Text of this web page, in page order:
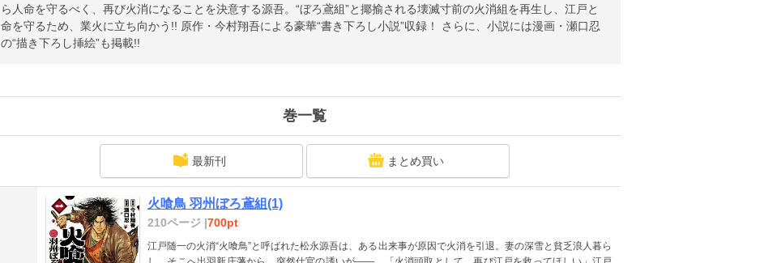
ら人命を守るべく、再び火消になることを決意する源吾。“ぼろ鳶組”と揶揄される壊滅寸前の火消組を再生し、江戸と
命を守るため、業火に立ち向かう!! 原作・今村翔吾による豪華“書き下ろし小説”収録！ さらに、小説には漫画・瀬口忍
の“描き下ろし挿絵”も掲載!!
巻一覧
最新刊 まとめ買い
火喰鳥 羽州ぼろ鳶組(1)
210ページ |700pt
江戸随一の火消“火喰鳥”と呼ばれた松永源吾は、ある出来事が原因で火消を引退。妻の深雪と貧乏浪人暮ら